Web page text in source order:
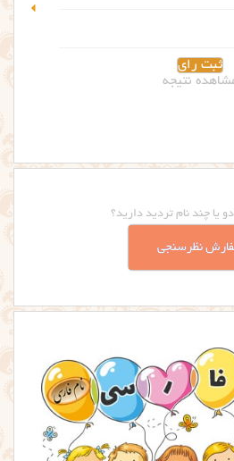
مشاهده نتیجه
یا چند نام تردید دارید؟
نظرسنجی